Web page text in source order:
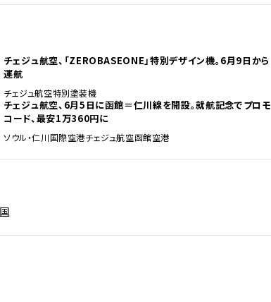
チェジュ航空、「ZEROBASEONE」特別デザイン機。6月9日から
運航
チェジュ航空特別塗装機
チェジュ航空、6月5日に函館＝仁川線を開設。就航記念でプロモ
コード、最安1万360円に
ソウル・仁川国際空港チェジュ航空函館空港